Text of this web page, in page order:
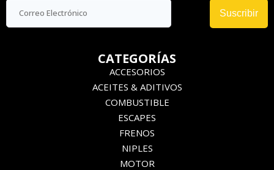
Suscribir
CATEGORÍAS
ACCESORIOS
ACEITES & ADITIVOS
COMBUSTIBLE
ESCAPES
FRENOS
NIPLES
MOTOR